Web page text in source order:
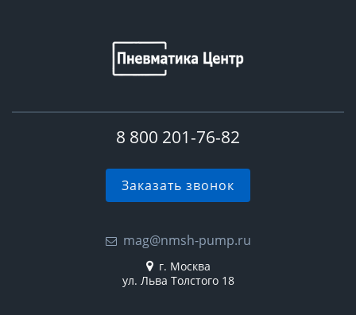
8 800 201-76-82
Заказать звонок
mag@nmsh-pump.ru
г. Москва
ул. Льва Толстого 18